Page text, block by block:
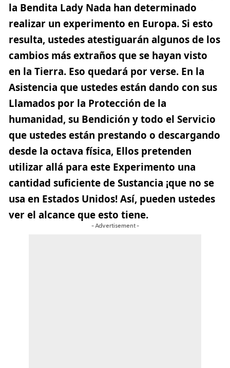
la Bendita Lady Nada han determinado
realizar un experimento en Europa. Si esto
resulta, ustedes atestiguarán algunos de los
cambios más extraños que se hayan visto
en la Tierra. Eso quedará por verse. En la
Asistencia que ustedes están dando con sus
Llamados por la Protección de la
humanidad, su Bendición y todo el Servicio
que ustedes están prestando o descargando
desde la octava física, Ellos pretenden
utilizar allá para este Experimento una
cantidad suficiente de Sustancia ¡que no se
usa en Estados Unidos! Así, pueden ustedes
ver el alcance que esto tiene.
- Advertisement -